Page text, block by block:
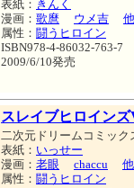
表紙： きんく
漫画： 歌麿 ウメ吉
他
属性： 闘うヒロイン
ISBN978-4-86032-763-7
2009/6/10発売
スレイブヒロインズ
二次元ドリームコミック
表紙： いっせー
漫画： 老眼 chaccu
他
属性： 闘うヒロイン